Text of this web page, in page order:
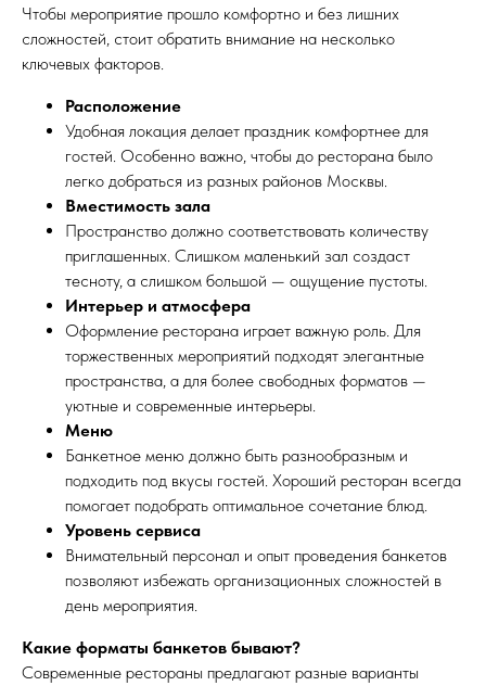
Чтобы мероприятие прошло комфортно и без лишних
сложностей, стоит обратить внимание на несколько
ключевых факторов.
Расположение
Удобная локация делает праздник комфортнее для
гостей. Особенно важно, чтобы до ресторана было
легко добраться из разных районов Москвы.
Вместимость зала
Пространство должно соответствовать количеству
приглашенных. Слишком маленький зал создаст
тесноту, а слишком большой — ощущение пустоты.
Интерьер и атмосфера
Оформление ресторана играет важную роль. Для
торжественных мероприятий подходят элегантные
пространства, а для более свободных форматов —
уютные и современные интерьеры.
Меню
Банкетное меню должно быть разнообразным и
подходить под вкусы гостей. Хороший ресторан всегда
помогает подобрать оптимальное сочетание блюд.
Уровень сервиса
Внимательный персонал и опыт проведения банкетов
позволяют избежать организационных сложностей в
день мероприятия.
Какие форматы банкетов бывают?
Современные рестораны предлагают разные варианты